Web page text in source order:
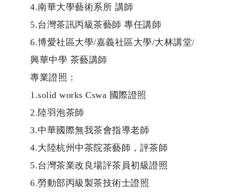
4.南華大學藝術系所 講師
5.台灣茶訊丙級茶藝師 專任講師
6.博愛社區大學/嘉義社區大學/大林講堂/
興華中學 茶藝講師
專業證照：
1.solid works Cswa 國際證照
2.陸羽泡茶師
3.中華國際無我茶會指導老師
4.大陸杭州中茶院茶藝師，評茶師
5.台灣茶業改良場評茶員初級證照
6.勞動部丙級製茶技術士證照